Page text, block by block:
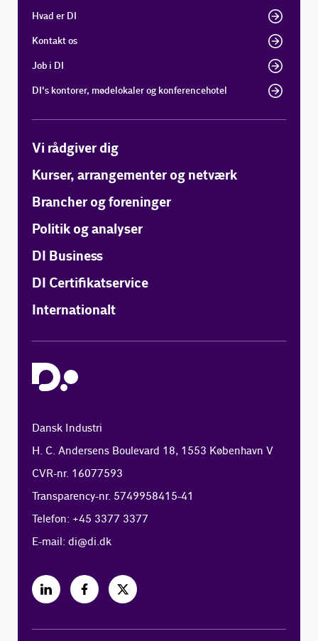
Hvad er DI
Kontakt os
Job i DI
DI's kontorer, mødelokaler og konferencehotel
Vi rådgiver dig
Kurser, arrangementer og netværk
Brancher og foreninger
Politik og analyser
DI Business
DI Certifikatservice
Internationalt
Dansk Industri
H. C. Andersens Boulevard 18, 1553 København V
CVR-nr. 16077593
Transparency-nr. 5749958415-41
Telefon: +45 3377 3377
E-mail:di@di.dk